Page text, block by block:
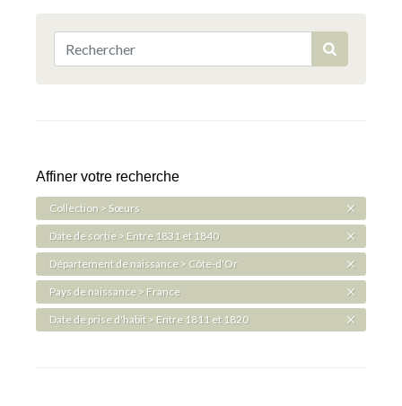
Affiner votre recherche
Collection > Sœurs
Date de sortie > Entre 1831 et 1840
Département de naissance > Côte-d'Or
Pays de naissance > France
Date de prise d'habit > Entre 1811 et 1820